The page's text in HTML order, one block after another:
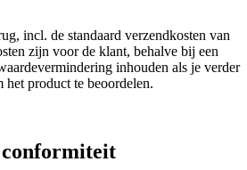
incl. de standaard verzendkosten van
zijn voor de klant, behalve bij een
inhouden als je verder
het product te beoordelen.